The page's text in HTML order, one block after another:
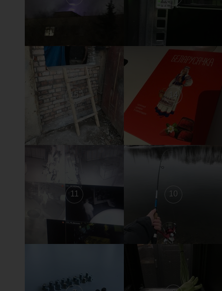
15 14
11 10